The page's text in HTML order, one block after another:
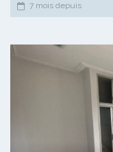
7 mois depuis